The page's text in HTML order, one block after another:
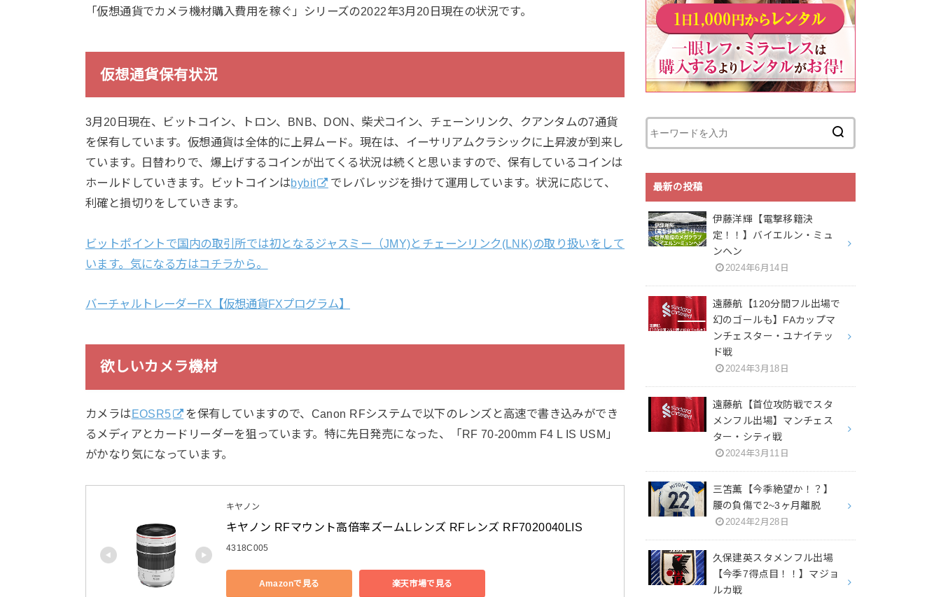
「仮想通貨でカメラ機材購入費用を稼ぐ」シリーズの2022年3月20日現在の状況です。
仮想通貨保有状況
3月20日現在、ビットコイン、トロン、BNB、DON、柴犬コイン、チェーンリンク、クアンタムの7通貨
を保有しています。仮想通貨は全体的に上昇ムード。現在は、イーサリアムクラシックに上昇波が到来し
ています。日替わりで、爆上げするコインが出てくる状況は続くと思いますので、保有しているコインは
ホールドしていきます。ビットコインはbybit
でレバレッジを掛けて運用しています。状況に応じて、
利確と損切りをしていきます。
ビットポイントで国内の取引所では初となるジャスミー（JMY)とチェーンリンク(LNK)の取り扱いをして
います。気になる方はコチラから。
バーチャルトレーダーFX【仮想通貨FXプログラム】
欲しいカメラ機材
カメラはEOSR5
を保有していますので、Canon RFシステムで以下のレンズと高速で書き込みができ
るメディアとカードリーダーを狙っています。特に先日発売になった、「RF 70-200mm F4 L IS USM」
がかなり気になっています。
キヤノン
キヤノン RFマウント高倍率ズームLレンズ RFレンズ RF7020040LIS
4318C005
Amazonで見る 楽天市場で見る
最新の投稿
伊藤洋輝【電撃移籍決
定！！】バイエルン・ミュ
ンヘン
2024年6月14日
遠藤航【120分間フル出場で
幻のゴールも】FAカップマ
ンチェスター・ユナイテッ
ド戦
2024年3月18日
遠藤航【首位攻防戦でスタ
メンフル出場】マンチェス
ター・シティ戦
2024年3月11日
三笘薫【今季絶望か！？】
腰の負傷で2~3ヶ月離脱
2024年2月28日
久保建英スタメンフル出場
【今季7得点目！！】マジョ
ルカ戦